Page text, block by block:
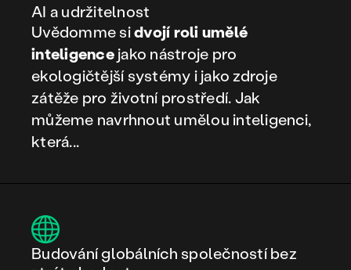
AI a udržitelnost
Uvědomme sidvojí roli umělé
inteligencejako nástroje pro
ekologičtější systémy i jako zdroje
zátěže pro životní prostředí. Jak
můžeme navrhnout umělou inteligenci,
která...
Budování globálních společností bez